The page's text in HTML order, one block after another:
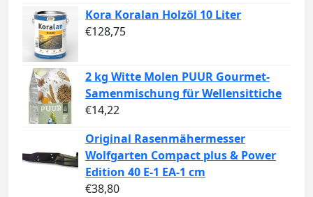
Kora Koralan Holzöl 10 Liter
€128,75
2 kg Witte Molen PUUR Gourmet-
Samenmischung für Wellensittiche
€14,22
Original Rasenmähermesser
Wolfgarten Compact plus & Power
Edition 40 E-1 EA-1 cm
€38,80